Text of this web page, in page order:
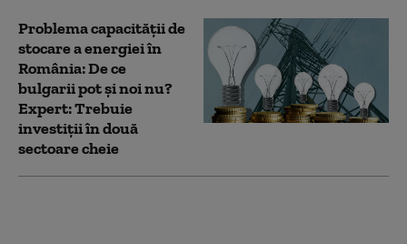
Problema capacității de
stocare a energiei în
România: De ce
bulgarii pot și noi nu?
Expert: Trebuie
investiții în două
sectoare cheie